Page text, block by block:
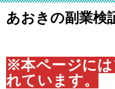
あおきの副業検
※本ページには
れています。